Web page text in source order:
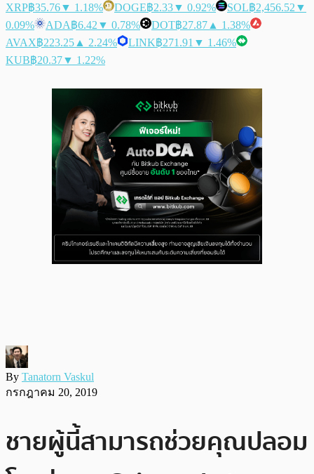
XRP฿35.76▼ 1.18% DOGE฿2.33▼ 0.92% SOL฿2,456.52 ▼
0.09%
ADA฿6.42 ▼ 0.78% DOT฿27.87 ▲ 1.38%
AVAX฿223.25 ▲ 2.24% LINK฿271.91 ▼ 1.46%
KUB฿20.37▼ 1.22%
By Tanatorn Vaskul
กรกฎาคม 20, 2019
ชายผู้นี้สามารถช่วยคุณปลอม